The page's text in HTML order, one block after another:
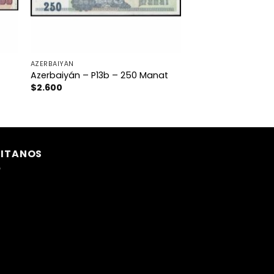
AZERBAIYÁN
Azerbaiyán – P13b – 250 Manat
$2.600